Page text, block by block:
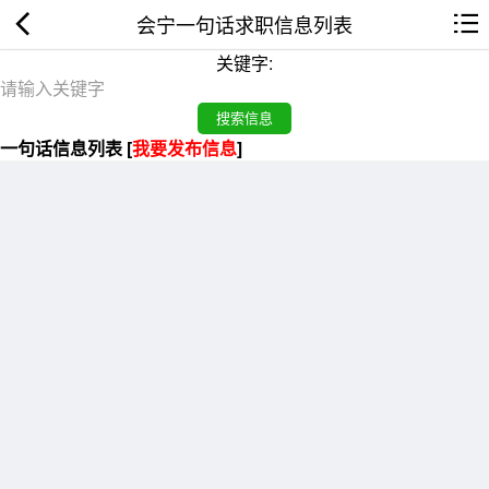
会宁一句话求职信息列表
关键字:
一句话信息列表 [我要发布信息]